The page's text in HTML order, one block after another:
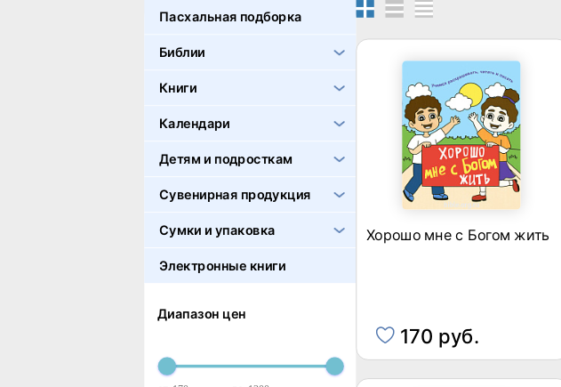
Пасхальная подборка
Библии
Книги
Календари
Детям и подросткам
Сувенирная продукция
Сумки и упаковка
Электронные книги
Диапазон цен
Хорошо мне с Богом жить
170 руб.